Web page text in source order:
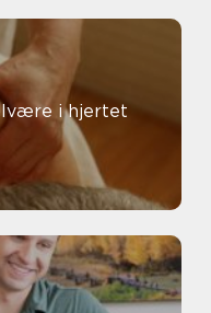
i hjertet